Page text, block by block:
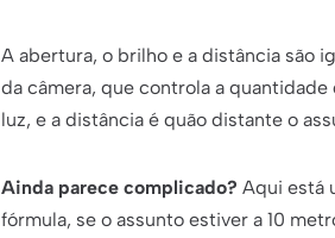
A abertura, o brilho e a distância são
da câmera, que controla a
luz, e a distância é quão distante o
Ainda parece complicado? Aqui está
fórmula, se o assunto estiver a 10